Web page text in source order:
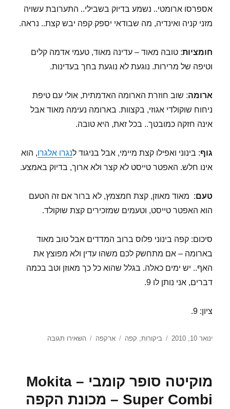
אספרסו ארומטי.. נשמע בדיוק בשבילי.. התערובת עשויה
מזני קניה ואינדיה, מה שבודאי יספק קפה יבש קצת.. נראה.
חומציות: טובה מאוד – עדינה מאוד, טעמי אדמה קלים
וטיפה של מרירות. נוגעת לא נוגעת בחך בעדינות.
ארומה: שוב חוזרת הארומה האדמתית, אולי עם טיפת
ניחוח שוקולדי אגוזי, בקצוות. בארומה נעימה מאוד אבל
אינה חזקה כמובטך.. בכל זאת, היא טובה.
גוף: בינוני ואפילו קצת מיימי, אבל בניגוד לנגרו אלגרו, הוא
אינו חלש. האפטר טייסט לא קצר ולא ארוך, בדיוק באמצע.
טעם: מאוד מאוזן, קצת חמצמץ, לא ברור אם זה הטעם
הוא האפטר טייסט, וטעמים שמזכירים קצת שוקולד.
סיכום: קפה בינוני פלוס ברוב המדדים אבל טוב מאוד
בארומה – אם מתחשק לכם משהו עדין ולא מפוצץ את
האף.. יש ימים כאלה. בגלל שהוא כל כך מאוזן וטב בכמה
דברים, אני נותן לו 9.
ציון: 9.
פורסם
ינואר 10, 2010 קטגוריות
ביקורות, קפה תגיות
ארקפה השאירו תגובה
–
של
מוקיטה סופר קומבי – Mokita
Super Combi – מכונת הקפה